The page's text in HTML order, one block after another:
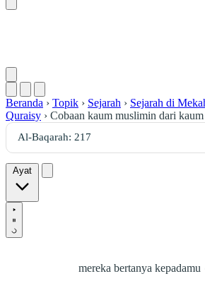
Beranda › Topik › Sejarah › Sejarah di
Quraisy › Cobaan kaum muslimin dari
Ayat
mereka bertanya kepadamu